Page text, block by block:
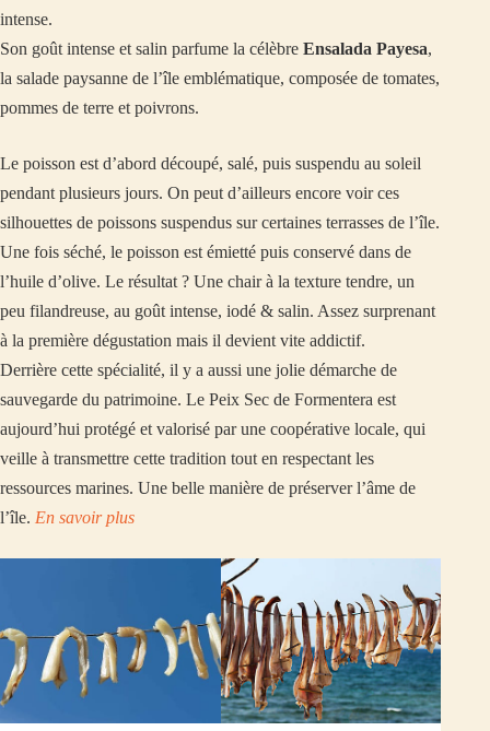
intense.
Son goût intense et salin parfume la célèbre Ensalada Payesa,
la salade paysanne de l’île emblématique, composée de tomates,
pommes de terre et poivrons.
Le poisson est d’abord découpé, salé, puis suspendu au soleil
pendant plusieurs jours. On peut d’ailleurs encore voir ces
silhouettes de poissons suspendus sur certaines terrasses de l’île.
Une fois séché, le poisson est émietté puis conservé dans de
l’huile d’olive. Le résultat ? Une chair à la texture tendre, un
peu filandreuse, au goût intense, iodé & salin. Assez surprenant
à la première dégustation mais il devient vite addictif.
Derrière cette spécialité, il y a aussi une jolie démarche de
sauvegarde du patrimoine. Le Peix Sec de Formentera est
aujourd’hui protégé et valorisé par une coopérative locale, qui
veille à transmettre cette tradition tout en respectant les
ressources marines. Une belle manière de préserver l’âme de
l’île. En savoir plus